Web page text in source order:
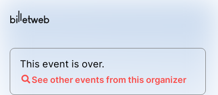
This event is over.
See other events from this organizer